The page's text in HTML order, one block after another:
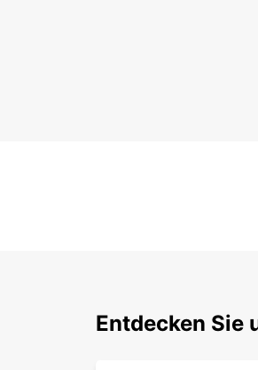
Entdecken Sie